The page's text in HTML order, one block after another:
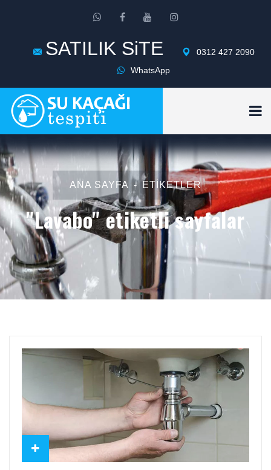
SATILIK SiTE
0312 427 2090
WhatsApp
ANA SAYFA ETIKETLER
"Lavabo" etiketli sayfalar